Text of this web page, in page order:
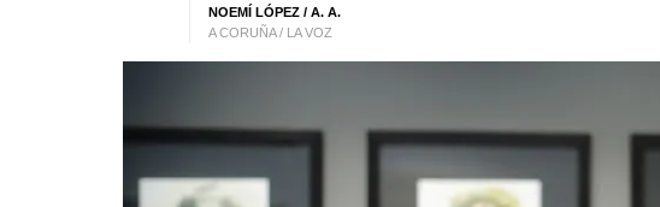
NOEMÍ LÓPEZ / A. A.
A CORUÑA / LA VOZ